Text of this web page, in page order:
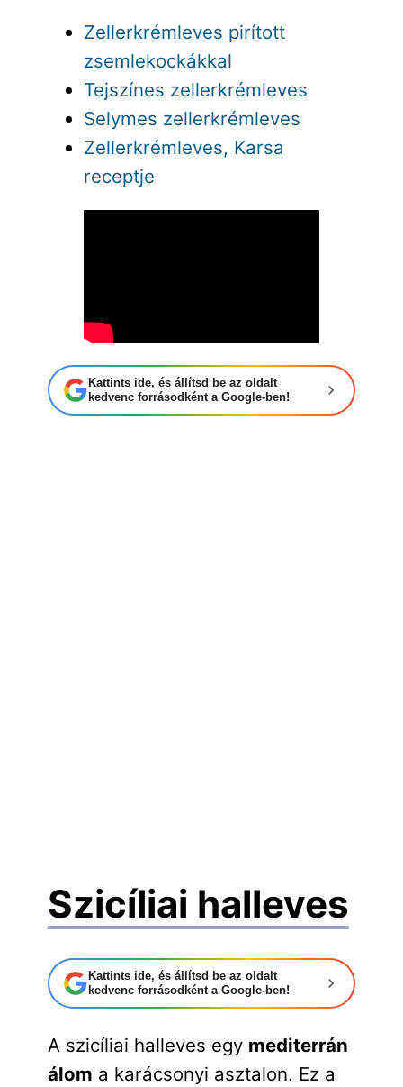
Zellerkrémleves pirított
zsemlekockákkal
Tejszínes zellerkrémleves
Selymes zellerkrémleves
Zellerkrémleves, Karsa
receptje
Kattints ide, és állítsd be az oldalt
kedvenc forrásodként a Google-ben!
Szicíliai halleves
Kattints ide, és állítsd be az oldalt
kedvenc forrásodként a Google-ben!
A szicíliai halleves egy mediterrán
álom a karácsonyi asztalon. Ez a